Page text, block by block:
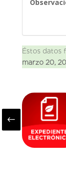
Éstos datos
marzo 20,
#